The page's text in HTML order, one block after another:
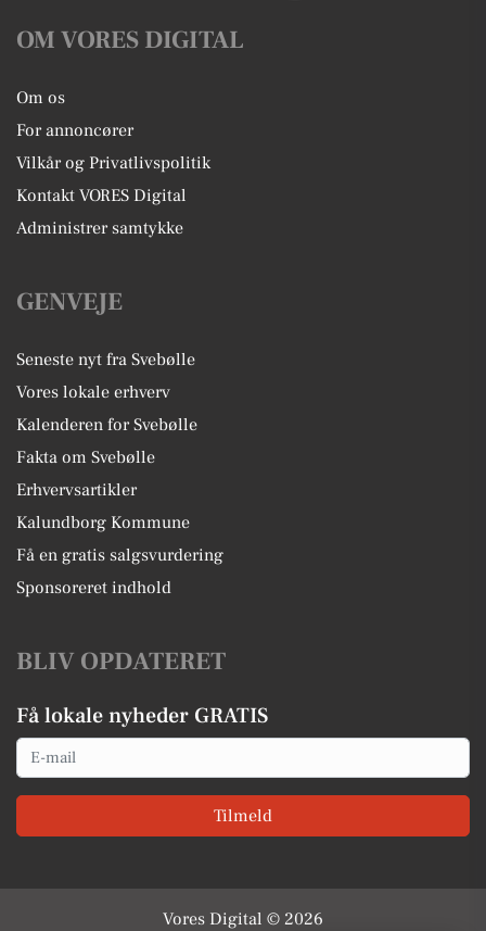
OM VORES DIGITAL
Om os
For annoncører
Vilkår og Privatlivspolitik
Kontakt VORES Digital
Administrer samtykke
GENVEJE
Seneste nyt fra Svebølle
Vores lokale erhverv
Kalenderen for Svebølle
Fakta om Svebølle
Erhvervsartikler
Kalundborg Kommune
Få en gratis salgsvurdering
Sponsoreret indhold
BLIV OPDATERET
Få lokale nyheder GRATIS
Email
Tilmeld
Vores Digital © 2026